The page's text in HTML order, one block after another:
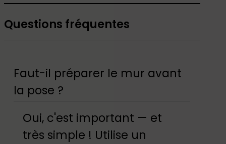
Questions fréquentes
Faut-il préparer le mur avant
la pose ?
Oui, c'est important — et
très simple ! Utilise un